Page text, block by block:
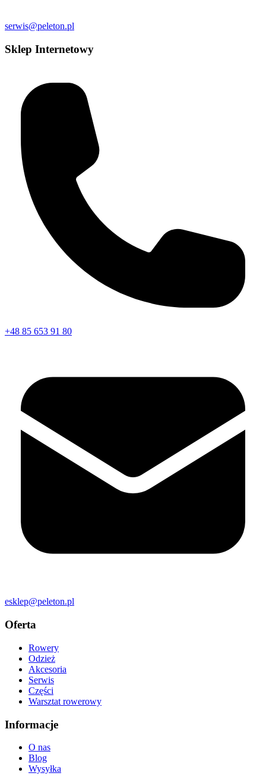
serwis@peleton.pl
Sklep Internetowy
+48 85 653 91 80
esklep@peleton.pl
Oferta
Rowery
Odzież
Akcesoria
Serwis
Części
Warsztat rowerowy
Informacje
O nas
Blog
Wysyłka